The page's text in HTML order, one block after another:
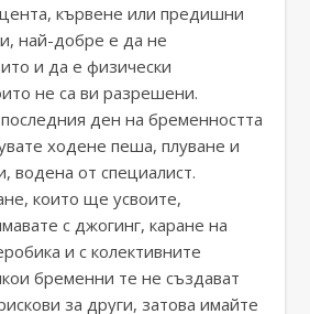
кървене или предишни
най-добре е да не
и да е физически
не са ви разрешени.
ден на бременността
ходене пеша, плуване и
водена от специалист.
които ще усвоите,
с джогинг, каране на
и с колективните
бременни те не създават
за други, затова имайте